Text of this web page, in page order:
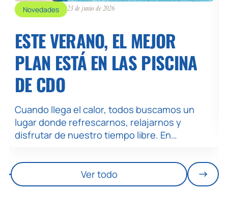
Novedades 23 de junio de 2026
ESTE VERANO, EL MEJOR
PLAN ESTÁ EN LAS PISCINA
DE CDO
Cuando llega el calor, todos buscamos un
lugar donde refrescarnos, relajarnos y
disfrutar de nuestro tiempo libre. En…
Ver todo